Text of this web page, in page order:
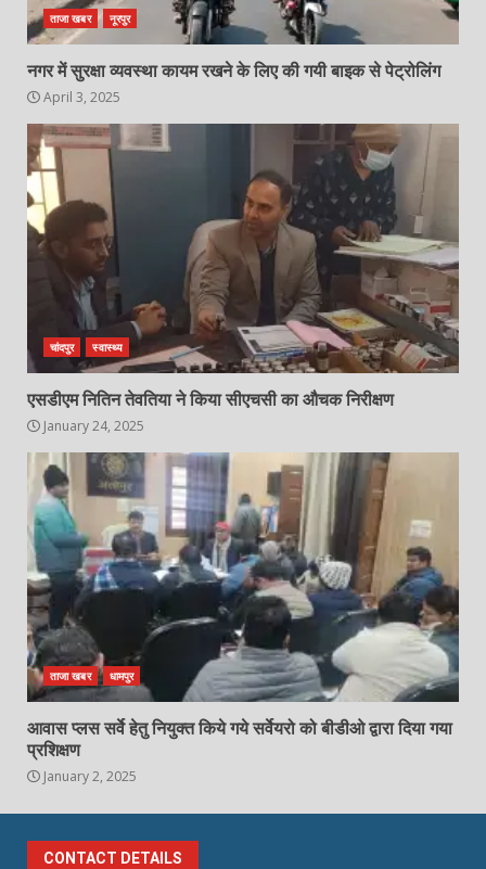
ताजा खबर नूरपुर
नगर में सुरक्षा व्यवस्था कायम रखने के लिए की गयी बाइक से पेट्रोलिंग
April 3, 2025
चांदपुर स्वास्थ्य
एसडीएम नितिन तेवतिया ने किया सीएचसी का औचक निरीक्षण
January 24, 2025
ताजा खबर धामपुर
आवास प्लस सर्वे हेतु नियुक्त किये गये सर्वेयरो को बीडीओ द्वारा दिया गया
प्रशिक्षण
January 2, 2025
CONTACT DETAILS